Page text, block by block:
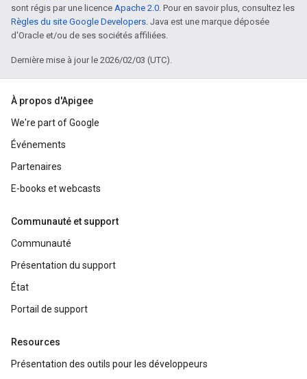
sont régis par une licence Apache 2.0. Pour en savoir plus, consultez les
Règles du site Google Developers. Java est une marque déposée
d'Oracle et/ou de ses sociétés affiliées.
Dernière mise à jour le 2026/02/03 (UTC).
À propos d'Apigee
We're part of Google
Événements
Partenaires
E-books et webcasts
Communauté et support
Communauté
Présentation du support
État
Portail de support
Resources
Présentation des outils pour les développeurs